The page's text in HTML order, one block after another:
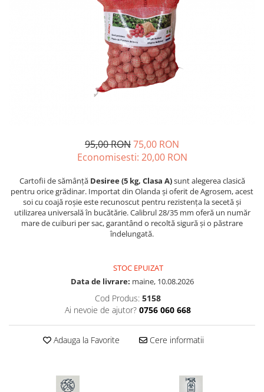
Seminte de Patrunjel
Seminte de praz
Seminte dovleac decorativ
Seminte dovlecel / dovleac
Seminte plante aromatice
Seminte rosii
Seminte telina
95,00 RON75,00 RON
Economisesti: 20,00 RON
Cartofii de sămânță Desiree (5 kg, Clasa A)sunt alegerea clasică
pentru orice grădinar. Importat din Olanda și oferit de Agrosem, acest
soi cu coajă roșie este recunoscut pentru rezistența la secetă și
utilizarea universală în bucătărie. Calibrul 28/35 mm oferă un număr
mare de cuiburi per sac, garantând o recoltă sigură și o păstrare
îndelungată.
STOC EPUIZAT
Data de livrare: maine, 10.08.2026
Cod Produs: 5158
Ai nevoie de ajutor? 0756 060 668
Adauga la Favorite Cere informatii